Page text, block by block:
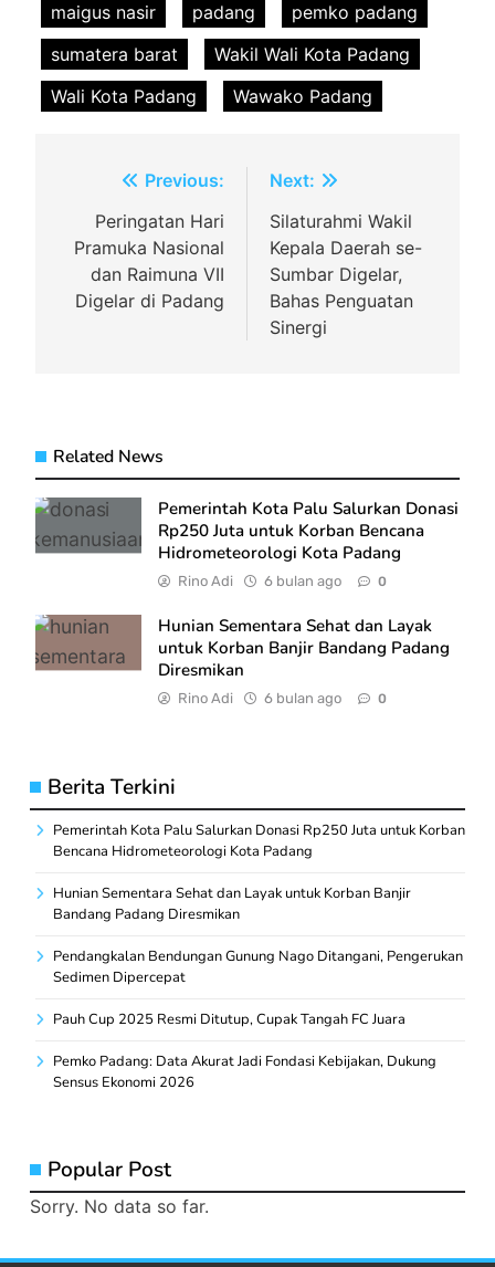
maigus nasir
padang
pemko padang
sumatera barat
Wakil Wali Kota Padang
Wali Kota Padang
Wawako Padang
Navigasi
pos
Previous:
Peringatan Hari
Pramuka Nasional
dan Raimuna VII
Digelar di Padang
Next:
Silaturahmi Wakil
Kepala Daerah se-
Sumbar Digelar,
Bahas Penguatan
Sinergi
Related News
Pemerintah Kota Palu Salurkan Donasi
Rp250 Juta untuk Korban Bencana
Hidrometeorologi Kota Padang
Rino Adi 6 bulan ago 0
Hunian Sementara Sehat dan Layak
untuk Korban Banjir Bandang Padang
Diresmikan
Rino Adi 6 bulan ago 0
Berita Terkini
Pemerintah Kota Palu Salurkan Donasi Rp250 Juta untuk Korban
Bencana Hidrometeorologi Kota Padang
Hunian Sementara Sehat dan Layak untuk Korban Banjir
Bandang Padang Diresmikan
Pendangkalan Bendungan Gunung Nago Ditangani, Pengerukan
Sedimen Dipercepat
Pauh Cup 2025 Resmi Ditutup, Cupak Tangah FC Juara
Pemko Padang: Data Akurat Jadi Fondasi Kebijakan, Dukung
Sensus Ekonomi 2026
Popular Post
Sorry. No data so far.